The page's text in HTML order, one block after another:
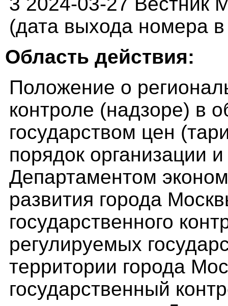
(дата выхода номера в
Область действия:
Положение о
контроле (надзоре) в
государством цен
порядок организации
Департаментом
развития города
государственного
регулируемых
территории города
государственный